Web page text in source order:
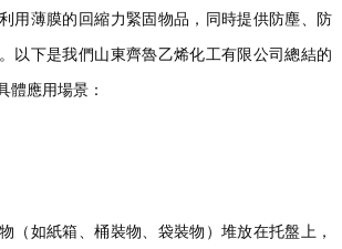
用薄膜的回縮力緊固物品，同時提供防塵、防
以下是我們山東齊魯乙烯化工有限公司總結的
體應用場景：
（如紙箱、桶裝物、袋裝物）堆放在托盤上，